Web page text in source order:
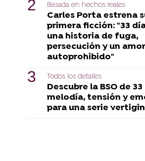
Basada en hechos reales
Carles Porta estrena
primera ficción: "33
una historia de fuga,
persecución y un amor
autoprohibido"
Todos los detalles
Descubre la BSO de 33
melodía, tensión y
para una serie